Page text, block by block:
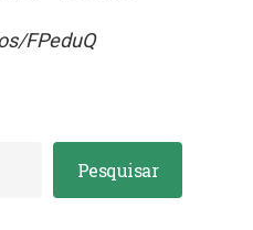
FPeduQ
Pesquisar